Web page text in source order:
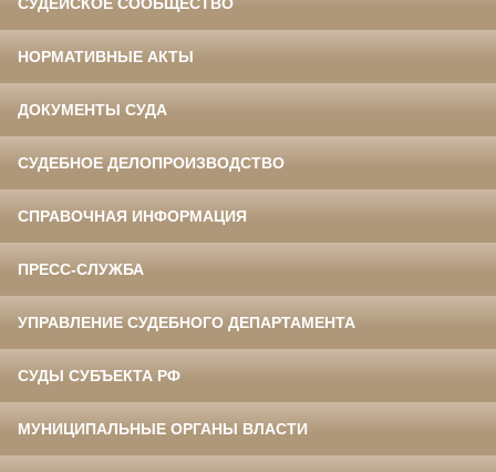
НОРМАТИВНЫЕ АКТЫ
ДОКУМЕНТЫ СУДА
СУДЕБНОЕ ДЕЛОПРОИЗВОДСТВО
СПРАВОЧНАЯ ИНФОРМАЦИЯ
ПРЕСС-СЛУЖБА
УПРАВЛЕНИЕ СУДЕБНОГО ДЕПАРТАМЕНТА
СУДЫ СУБЪЕКТА РФ
МУНИЦИПАЛЬНЫЕ ОРГАНЫ ВЛАСТИ